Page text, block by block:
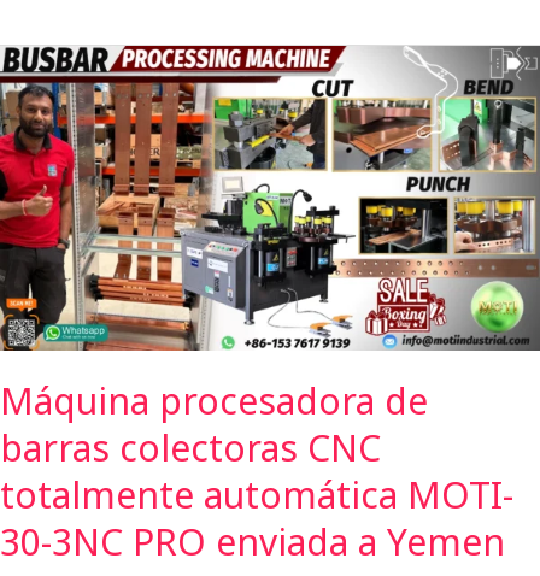
Máquina procesadora de
barras colectoras CNC
totalmente automática MOTI-
30-3NC PRO enviada a Yemen
Máquina
procesadora
de
barras
colectoras
CNC
totalmente
automática
MOTI-
30-
PRO
enviada
a
Yemen